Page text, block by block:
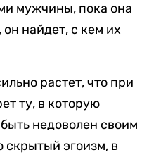
мужчины, пока она
найдет, с кем их
растет, что при
ту, в которую
недоволен своим
скрытый эгоизм, в